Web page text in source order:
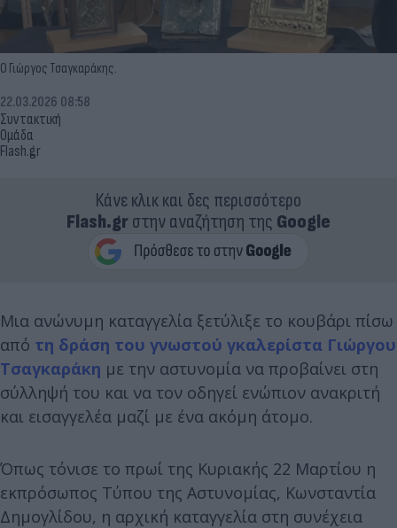
Ο Γιώργος Τσαγκαράκης.
Συντακτική
Ομάδα
Flash.gr
22.03.2026 08:58
Κάνε κλικ και δες περισσότερο
Flash.grστην αναζήτηση της Google
Μια ανώνυμη καταγγελία ξετύλιξε το κουβάρι πίσω
από τη δράση του γνωστού γκαλερίστα Γιώργου
Τσαγκαράκη με την αστυνομία να προβαίνει στη
σύλληψή του και να τον οδηγεί ενώπιον ανακριτή
και εισαγγελέα μαζί με ένα ακόμη άτομο.
Όπως τόνισε το πρωί της Κυριακής 22 Μαρτίου η
εκπρόσωπος Τύπου της Αστυνομίας, Κωνσταντία
Δημογλίδου, η αρχική καταγγελία στη συνέχεια